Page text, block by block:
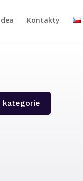
Kontakty
kategorie